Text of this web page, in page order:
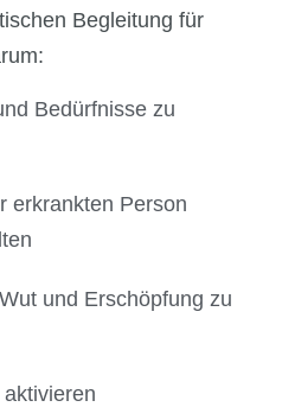
Begleitung für
Bedürfnisse zu
erkrankten Person
und Erschöpfung zu